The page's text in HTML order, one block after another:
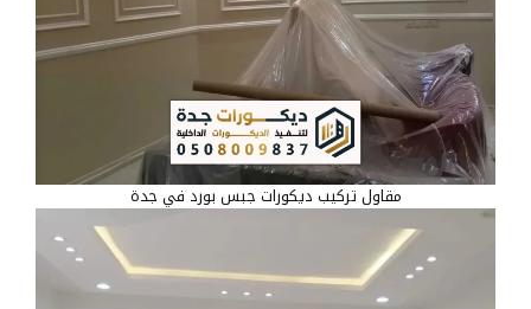
مقاول تركيب ديكورات جبس بورد في جدة